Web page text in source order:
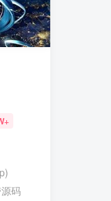
码